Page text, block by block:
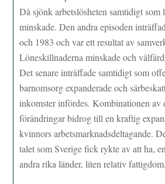
Då sjönk arbetslösheten samtidigt som
minskade. Den andra episoden
och 1983 och var ett resultat av
Löneskillnaderna minskade och
Det senare inträffade samtidigt som
barnomsorg expanderade och
inkomster infördes. Kombinationen av
förändringar bidrog till en kraftig
kvinnors arbetsmarknadsdeltagande.
talet som Sverige fick rykte av att ha,
andra rika länder, liten relativ fattigdom.